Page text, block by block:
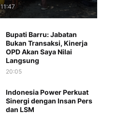
11:47
Bupati Barru: Jabatan
Bukan Transaksi, Kinerja
OPD Akan Saya Nilai
Langsung
20:05
Indonesia Power Perkuat
Sinergi dengan Insan Pers
dan LSM